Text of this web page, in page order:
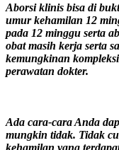
Aborsi klinis bisa di
umur kehamilan 12
pada 12 minggu serta
obat masih kerja serta
kemungkinan
perawatan dokter.
Ada cara-cara Anda
mungkin tidak. Tidak
kehamilan yang